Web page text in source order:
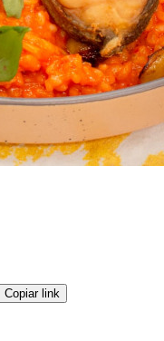
Copiar link